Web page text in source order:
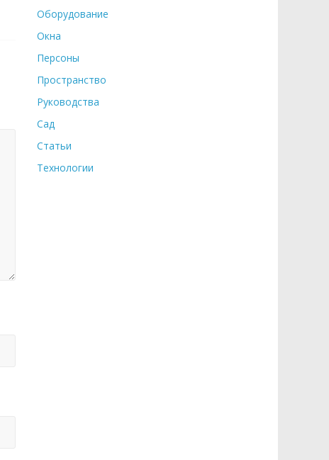
Оборудование
Окна
Персоны
Пространство
Руководства
Сад
Статьи
Технологии